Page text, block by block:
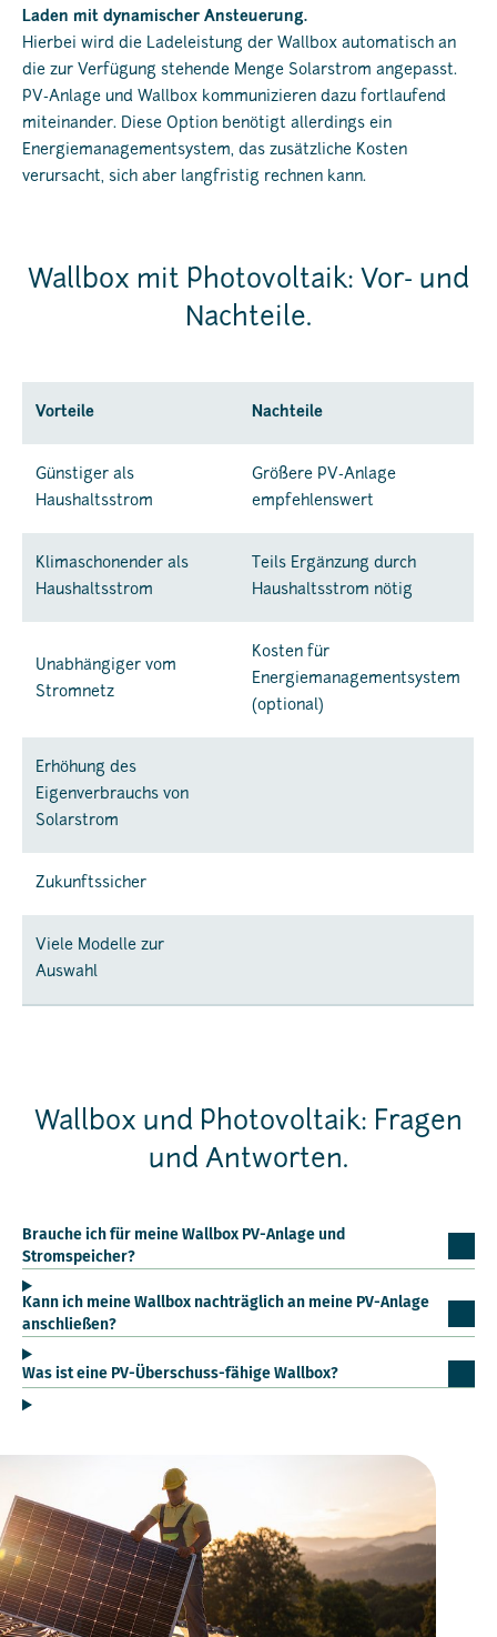
Laden mit dynamischer Ansteuerung.
Hierbei wird die Ladeleistung der Wallbox automatisch an
die zur Verfügung stehende Menge Solarstrom angepasst.
PV-Anlage und Wallbox kommunizieren dazu fortlaufend
miteinander. Diese Option benötigt allerdings ein
Energiemanagementsystem, das zusätzliche Kosten
verursacht, sich aber langfristig rechnen kann.
Wallbox mit Photovoltaik: Vor- und
Nachteile.
Vorteile Nachteile
Günstiger als
Haushaltsstrom
Größere PV-Anlage
empfehlenswert
Klimaschonender als
Haushaltsstrom
Teils Ergänzung durch
Haushaltsstrom nötig
Unabhängiger vom
Stromnetz
Kosten für
Energiemanagementsystem
(optional)
Erhöhung des
Eigenverbrauchs von
Solarstrom
Zukunftssicher
Viele Modelle zur
Auswahl
Wallbox und Photovoltaik: Fragen
und Antworten.
Brauche ich für meine Wallbox PV-Anlage und
Stromspeicher?
Kann ich meine Wallbox nachträglich an meine PV-Anlage
anschließen?
Was ist eine PV-Überschuss-fähige Wallbox?